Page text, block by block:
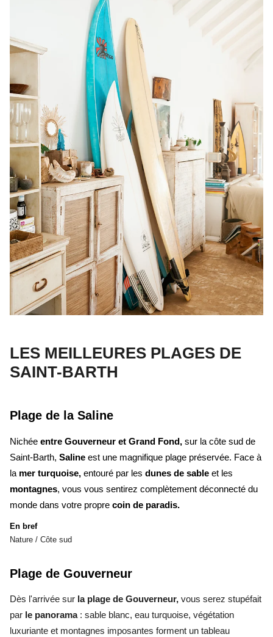
LES MEILLEURES PLAGES DE
SAINT-BARTH
Plage de la Saline
Nichée entre Gouverneur et Grand Fond, sur la côte sud de
Saint-Barth, Saline est une magnifique plage préservée. Face à
la mer turquoise, entouré par les dunes de sable et les
montagnes, vous vous sentirez complètement déconnecté du
monde dans votre propre coin de paradis.
En bref
Nature / Côte sud
Plage de Gouverneur
Dès l'arrivée sur la plage de Gouverneur, vous serez stupéfait
par le panorama : sable blanc, eau turquoise, végétation
luxuriante et montagnes imposantes forment un tableau